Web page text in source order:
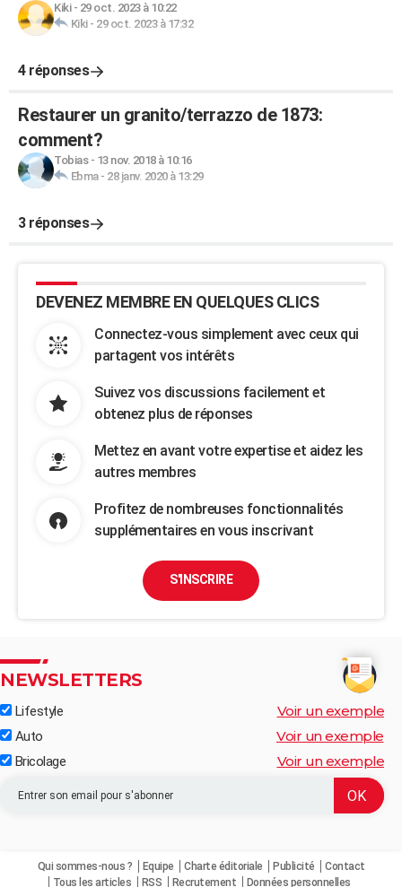
Kiki- 29 oct. 2023 à 10:22
Kiki- 29 oct. 2023 à 17:32
4 réponses
Restaurer un granito/terrazzo de 1873:
comment?
Tobias- 13 nov. 2018 à 10:16
Ebma- 28 janv. 2020 à 13:29
3 réponses
DEVENEZ MEMBRE EN QUELQUES CLICS
Connectez-vous simplement avec ceux qui
partagent vos intérêts
Suivez vos discussions facilement et
obtenez plus de réponses
Mettez en avant votre expertise et aidez les
autres membres
Profitez de nombreuses fonctionnalités
supplémentaires en vous inscrivant
S'INSCRIRE
NEWSLETTERS
Lifestyle Voir un exemple
Auto Voir un exemple
Bricolage Voir un exemple
Qui sommes-nous ? Equipe Charte éditoriale Publicité
Contact
Tous les articles
RSS Recrutement Données personnelles